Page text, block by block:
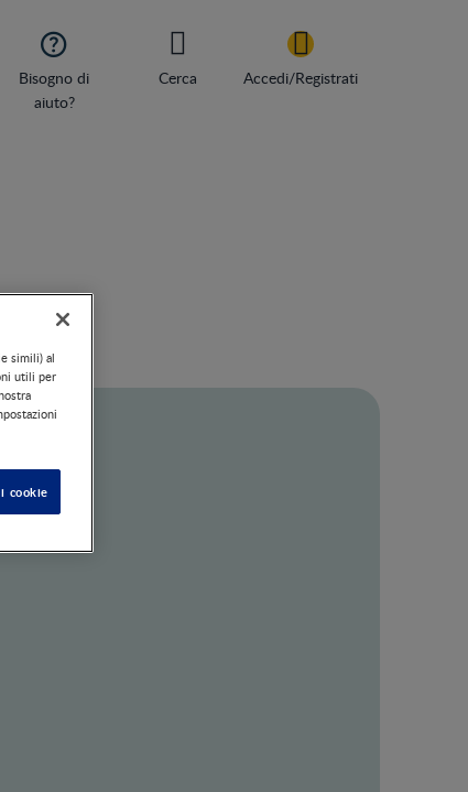

Bisogno di
aiuto?
Cerca Accedi/Registrati
simili) al
utili per
cookie